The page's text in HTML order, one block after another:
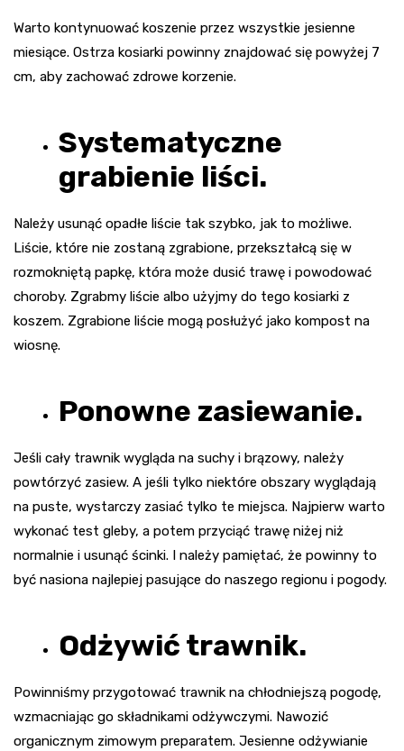
Warto kontynuować koszenie przez wszystkie jesienne
miesiące. Ostrza kosiarki powinny znajdować się powyżej 7
cm, aby zachować zdrowe korzenie.
Systematyczne
grabienie liści.
Należy usunąć opadłe liście tak szybko, jak to możliwe.
Liście, które nie zostaną zgrabione, przekształcą się w
rozmokniętą papkę, która może dusić trawę i powodować
choroby. Zgrabmy liście albo użyjmy do tego kosiarki z
koszem. Zgrabione liście mogą posłużyć jako kompost na
wiosnę.
Ponowne zasiewanie.
Jeśli cały trawnik wygląda na suchy i brązowy, należy
powtórzyć zasiew. A jeśli tylko niektóre obszary wyglądają
na puste, wystarczy zasiać tylko te miejsca. Najpierw warto
wykonać test gleby, a potem przyciąć trawę niżej niż
normalnie i usunąć ścinki. I należy pamiętać, że powinny to
być nasiona najlepiej pasujące do naszego regionu i pogody.
Odżywić trawnik.
Powinniśmy przygotować trawnik na chłodniejszą pogodę,
wzmacniając go składnikami odżywczymi. Nawozić
organicznym zimowym preparatem. Jesienne odżywianie